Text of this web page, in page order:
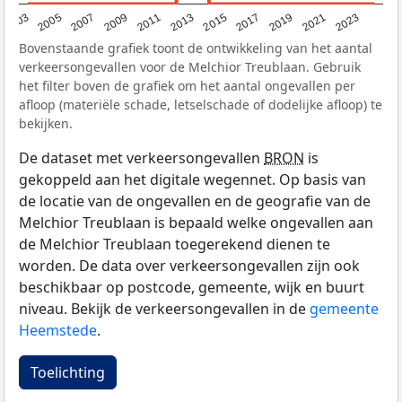
2003 2005 2007 2009 2011 2013 2015 2017 2019 2021 2023
Bovenstaande grafiek toont de ontwikkeling van het aantal
verkeersongevallen voor de Melchior Treublaan. Gebruik
het filter boven de grafiek om het aantal ongevallen per
afloop (materiële schade, letselschade of dodelijke afloop) te
bekijken.
De dataset met verkeersongevallen BRON is
gekoppeld aan het digitale wegennet. Op basis van
de locatie van de ongevallen en de geografie van de
Melchior Treublaan is bepaald welke ongevallen aan
de Melchior Treublaan toegerekend dienen te
worden. De data over verkeersongevallen zijn ook
beschikbaar op postcode, gemeente, wijk en buurt
niveau. Bekijk de verkeersongevallen in de gemeente
Heemstede.
Toelichting